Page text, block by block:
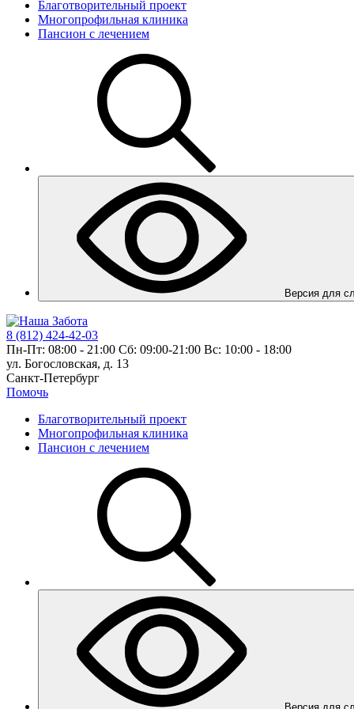
Благотворительный проект
Многопрофильная клиника
Пансион с лечением
8 (812) 424-42-03
Пн-Пт: 08:00 - 21:00 Сб: 09:00-21:00 Вс: 10:00 - 18:00
ул. Богословская, д. 13
Санкт-Петербург
Помочь
Благотворительный проект
Многопрофильная клиника
Пансион с лечением